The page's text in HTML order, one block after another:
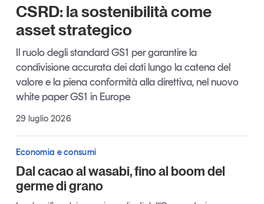
Eventi e formazione
Tutti gli appuntamenti
Chi siamo
Newsletter
Contatti
Tendenze Journal
Iscriviti
CSRD: la sostenibilità come
asset strategico
Il ruolo degli standard GS1 per garantire la
condivisione accurata dei dati lungo la catena del
valore e la piena conformità alla direttiva, nel nuovo
white paper GS1 in Europe
29 luglio 2026
Economia e consumi
Dal cacao al wasabi, fino al boom del
germe di grano